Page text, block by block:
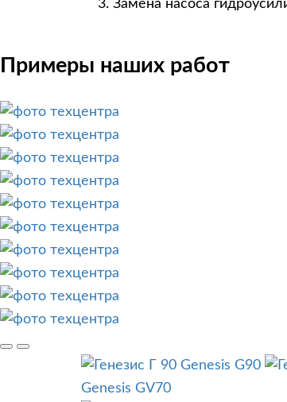
Замена насоса
Примеры наших работ
Genesis G90
Genesis GV70